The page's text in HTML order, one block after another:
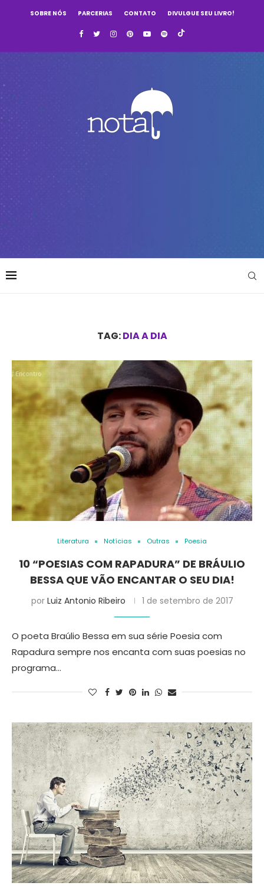
SOBRE NÓS PARCERIAS CONTATO DIVULGUE SEU LIVRO!
TAG:DIA A DIA
Literatura Notícias Outras Poesia
10 “POESIAS COM RAPADURA” DE BRÁULIO
BESSA QUE VÃO ENCANTAR O SEU DIA!
por Luiz Antonio Ribeiro 1 de setembro de 2017
O poeta Braúlio Bessa em sua série Poesia com
Rapadura sempre nos encanta com suas poesias no
programa…